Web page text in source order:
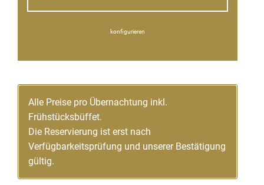
konfigurieren
Alle Preise pro Übernachtung inkl.
Frühstücksbüffet.
Die Reservierung ist erst nach
Verfügbarkeitsprüfung und unserer Bestätigung
gültig.